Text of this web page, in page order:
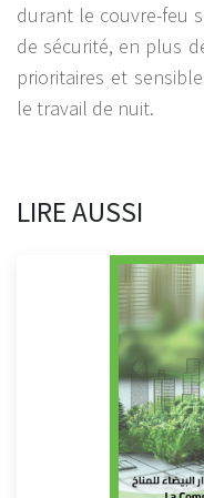
durant le couvre-feu
de sécurité, en plus
prioritaires et
le travail de nuit.
LIRE AUSSI